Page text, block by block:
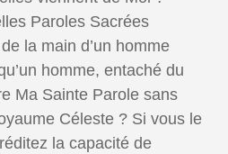
Paroles Sacrées
la main d’un homme
homme, entaché du
Ma Sainte Parole sans
Céleste ? Si vous le
la capacité de